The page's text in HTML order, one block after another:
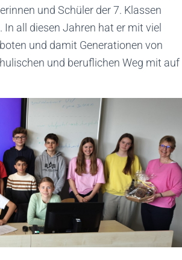
und Schüler der 7. Klassen
all diesen Jahren hat er mit viel
und damit Generationen von
und beruflichen Weg mit auf